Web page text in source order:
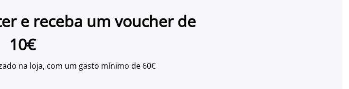
e receba um voucher de
10€
na loja, com um gasto mínimo de 60€